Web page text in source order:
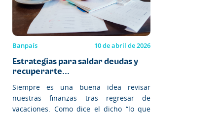
Banpaís 10 de abril de 2026
Estrategias para saldar deudas y
recuperarte...
Siempre es una buena idea revisar
nuestras finanzas tras regresar de
vacaciones. Como dice el dicho “lo que